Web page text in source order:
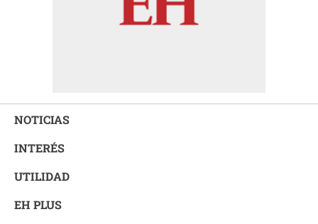
NOTICIAS
INTERÉS
UTILIDAD
EH PLUS